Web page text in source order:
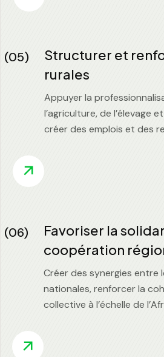
(05)
Structurer et
rurales
Appuyer la
l’agriculture, de l’élevage
créer des emplois et des
(06)
Favoriser la
coopération
Créer des synergies entre
nationales, renforcer la
collective à l’échelle de